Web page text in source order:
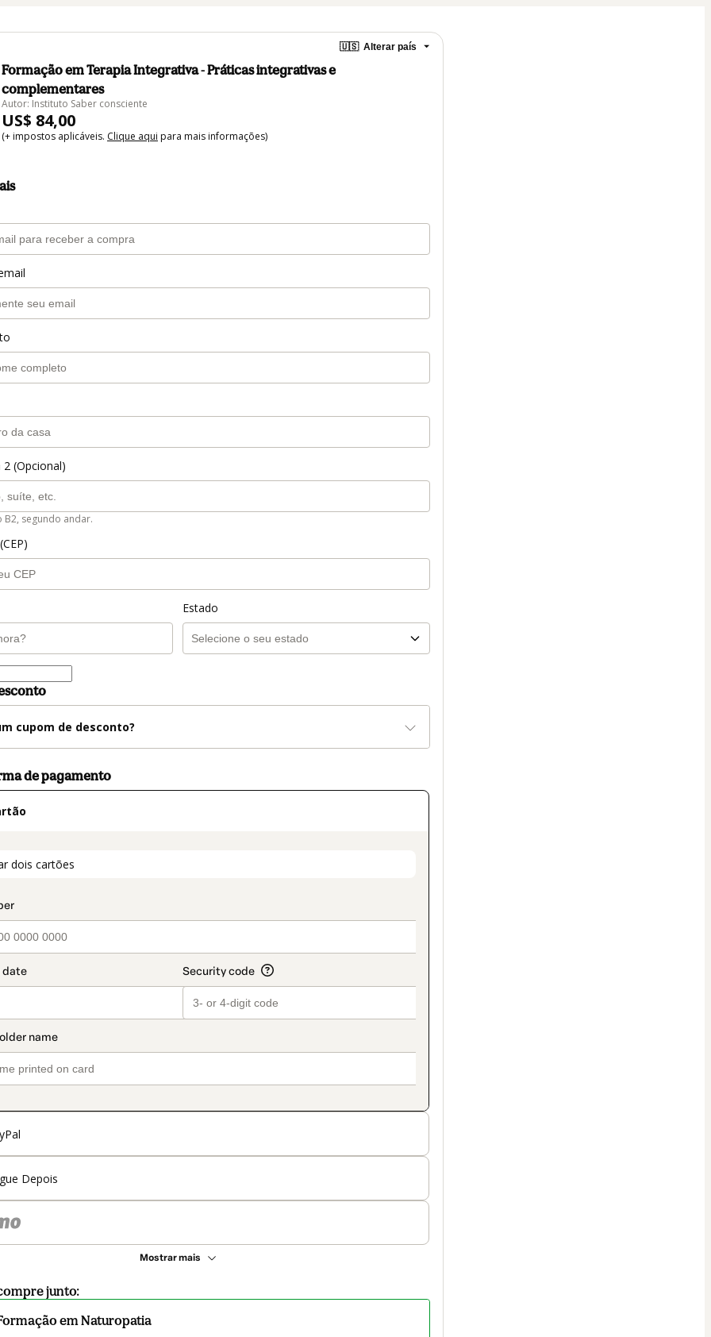
🇺🇸 Alterar país
Formação em Terapia Integrativa - Práticas integrativas e
complementares
Autor: Instituto Saber consciente
US$ 84,00
(+ impostos aplicáveis. Clique aqui para mais informações)
2 (Opcional)
B2, segundo andar.
Estado
cupom de desconto?
de pagamento
dois cartões
Depois
Mostrar mais
junto:
em Naturopatia